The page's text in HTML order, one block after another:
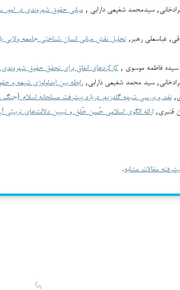
سیدمحمد شفیعی دارابی , مبانی حقوق شهروندی در امور
عباسعلی رهبر, تحلیل نقش مبانی انسان شناختی جامعه ولایی
سیده فاطمه موسوی ,کارکردهای انفاق برای تحقق حقوق شهروندی
سید محمد شفیعی دارابی,رابطه بین ایدئولوژی شیعه و
نقد و بررسی شبهه گلدزیهر درباره پیشرفت مسلحانه اسلام
قنبری, ارائه الگوی اسلامی حُسن خُلق و تبیین دلالت‌های تربیتی
مقالات مشابه.